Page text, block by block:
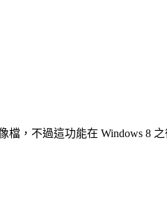
，不過這功能在 Windows 8